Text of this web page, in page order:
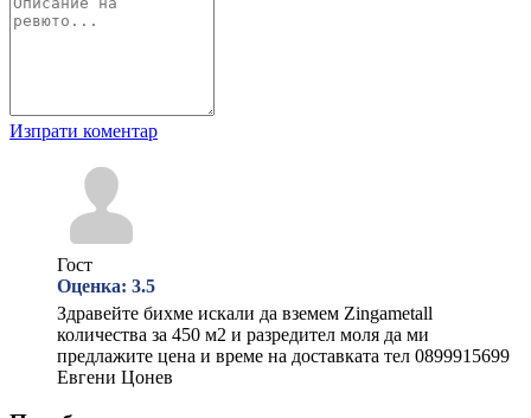
Изпрати коментар
Гост
Оценка: 3.5
Здравейте бихме искали да вземем Zingametall
количества за 450 м2 и разредител моля да ми
предлажите цена и време на доставката тел 0899915699
Евгени Цонев